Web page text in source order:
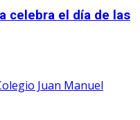
celebra el día de las